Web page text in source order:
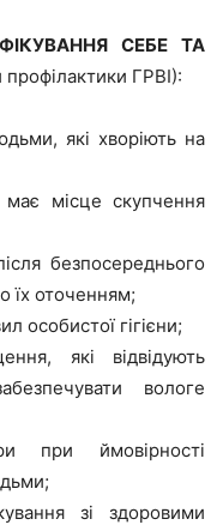
СЕБЕ ТА
ГРВІ):
які хворіють на
місце скупчення
безпосереднього
їх оточенням;
особистої гігієни;
які відвідують
вологе
при ймовірності
зі здоровими